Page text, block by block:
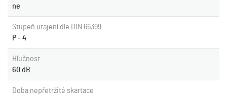
ne
Stupeň utajení dle DIN 66399
P - 4
Hlučnost
60dB
Doba nepřetržité skartace